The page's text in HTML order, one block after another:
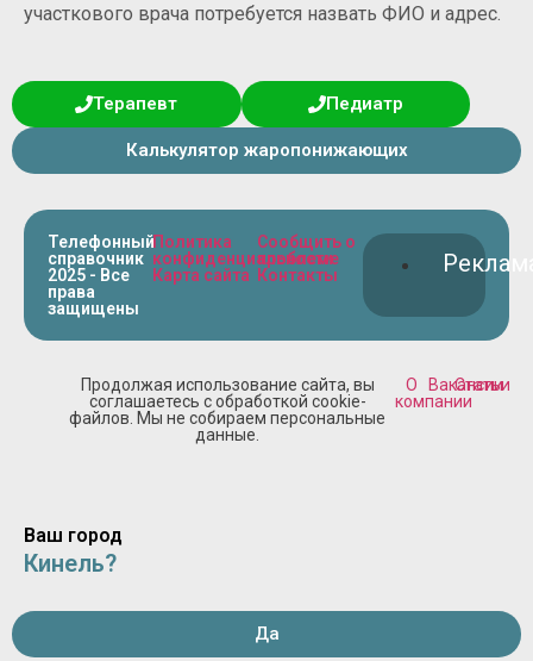
участкового врача потребуется назвать ФИО и адрес.
Терапевт Педиатр
Калькулятор жаропонижающих
Телефонный
справочник
2025 - Все
права
защищены
Политика
конфиденциальности
Карта сайта
Сообщить о
проблеме
Контакты
Продолжая использование сайта, вы
соглашаетесь с обработкой cookie-
файлов. Мы не собираем персональные
данные.
О
компании
Вакансии
Статьи
Ваш город
Кинель?
Да